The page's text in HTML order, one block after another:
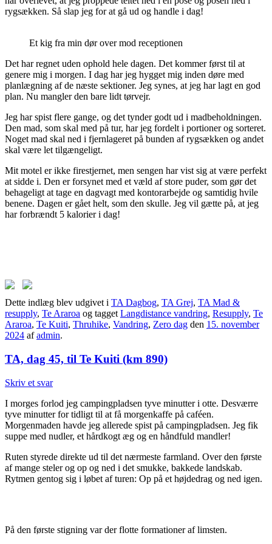
rygsækken. Så slap jeg for at gå ud og handle i dag!
Et kig fra min dør over mod receptionen
Det har regnet uden ophold hele dagen. Det kommer først til at
genere mig i morgen. I dag har jeg hygget mig inden døre med
planlægning af de næste sektioner. Jeg synes, at jeg har lagt en god
plan. Nu mangler den bare lidt tørvejr.
Jeg har spist flere gange, og det tynder godt ud i madbeholdningen.
Den mad, som skal med på tur, har jeg fordelt i portioner og sorteret.
Noget mad skal ned i fjernlageret på bunden af rygsækken og andet
skal være let tilgængeligt.
Mit motel er ikke firestjernet, men sengen har vist sig at være perfekt
at sidde i. Den er forsynet med et væld af store puder, som gør det
behageligt at tage en dagvagt med kontorarbejde og samtidig hvile
benene. Dagen er gået helt, som den skulle. Jeg vil gætte på, at jeg
har forbrændt 5 kalorier i dag!
Dette indlæg blev udgivet i TA Dagbog, TA Grej, TA Mad &
resupply, Te Araroa og tagget Langdistance vandring, Resupply, Te
Araroa, Te Kuiti, Thruhike, Vandring, Zero dag den 15. november
2024 afadmin.
TA, dag 45, til Te Kuiti (km 890)
Skriv et svar
I morges forlod jeg campingpladsen tyve minutter i otte. Desværre
tyve minutter for tidligt til at få morgenkaffe på caféen.
Morgenmaden havde jeg allerede spist på campingpladsen. Jeg fik
suppe med nudler, et hårdkogt æg og en håndfuld mandler!
Ruten styrede direkte ud til det nærmeste farmland. Over den første
af mange steler og op og ned i det smukke, bakkede landskab.
Rytmen gentog sig i løbet af turen: Op på et højdedrag og ned igen.
På den første stigning var der flotte formationer af limsten.